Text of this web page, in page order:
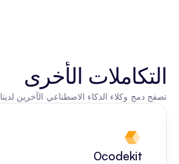
التكاملات الأخرى
تصفح دمج وكلاء الذكاء الاصطناعي الآخرين لدينا
0codekit